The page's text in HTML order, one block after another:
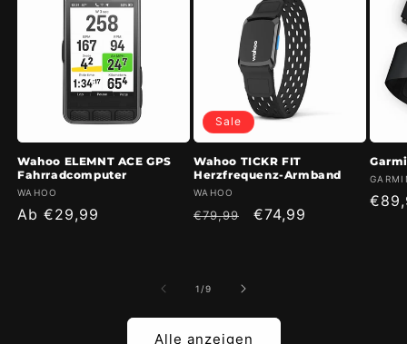
Wahoo ELEMNT ACE GPS
Fahrradcomputer
Anbieter:
WAHOO
Normaler
Ab €29,99
Sale
Wahoo TICKR FIT
Herzfrequenz-Armband
Anbieter:
WAHOO
Normaler
€79,99 Verkaufspreis
€74,99
1 /von
9
Alle anzeigen